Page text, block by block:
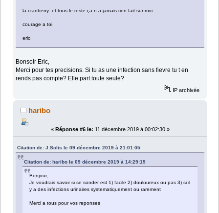
la cranberry et tous le reste ça n a jamais rien fait sur moi
courage a toi
eric
Bonsoir Eric,
Merci pour tes precisions. Si tu as une infection sans fievre tu t en
rends pas compte? Elle part toute seule?
IP archivée
haribo
« Réponse #6 le: 11 décembre 2019 à 00:02:30 »
Citation de: J.Solis le 09 décembre 2019 à 21:01:05
Citation de: haribo le 09 décembre 2019 à 14:29:19
Bonjour,
Je voudrais savoir si se sonder est 1) facile 2) douloureux ou pas 3) si il
y a des infections urinaires systematiquement ou rarement
Merci a tous pour vos reponses